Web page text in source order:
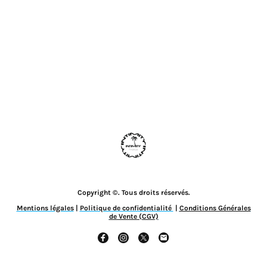
Copyright ©. Tous droits réservés.
Mentions légales| Politique de confidentialité | Conditions Générales
de Vente (CGV)